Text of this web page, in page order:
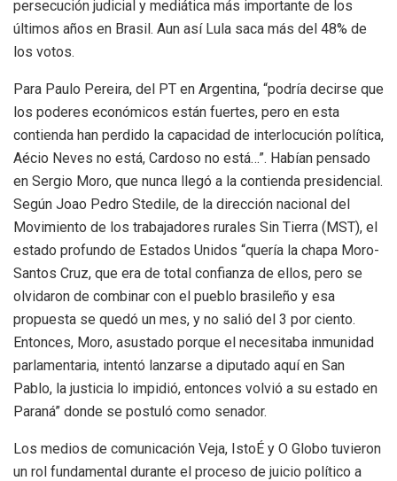
persecución judicial y mediática más importante de los
últimos años en Brasil. Aun así Lula saca más del 48% de
los votos.
Para Paulo Pereira, del PT en Argentina, “podría decirse que
los poderes económicos están fuertes, pero en esta
contienda han perdido la capacidad de interlocución política,
Aécio Neves no está, Cardoso no está…”. Habían pensado
en Sergio Moro, que nunca llegó a la contienda presidencial.
Según Joao Pedro Stedile, de la dirección nacional del
Movimiento de los trabajadores rurales Sin Tierra (MST), el
estado profundo de Estados Unidos “quería la chapa Moro-
Santos Cruz, que era de total confianza de ellos, pero se
olvidaron de combinar con el pueblo brasileño y esa
propuesta se quedó un mes, y no salió del 3 por ciento.
Entonces, Moro, asustado porque el necesitaba inmunidad
parlamentaria, intentó lanzarse a diputado aquí en San
Pablo, la justicia lo impidió, entonces volvió a su estado en
Paraná” donde se postuló como senador.
Los medios de comunicación Veja, IstoÉ y O Globo tuvieron
un rol fundamental durante el proceso de juicio político a